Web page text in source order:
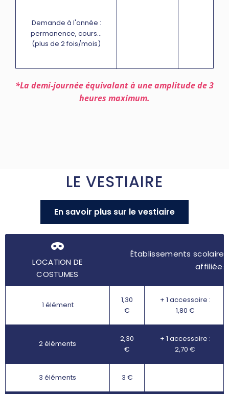
Demande à l'année :
permanence, cours...
(plus de 2 fois/mois)
*La demi-journée équivalant à une amplitude de 3
heures maximum.
LE VESTIAIRE
En savoir plus sur le vestiaire
LOCATION DE
COSTUMES
Établissements
affiliées
1 élément
1,30
€
+ 1 accessoire :
1,80 €
2 éléments
2,30
€
+ 1 accessoire :
2,70 €
3 éléments 3 €